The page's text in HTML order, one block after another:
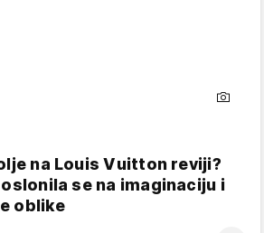
na Louis Vuitton reviji?
se na imaginaciju i
oblike